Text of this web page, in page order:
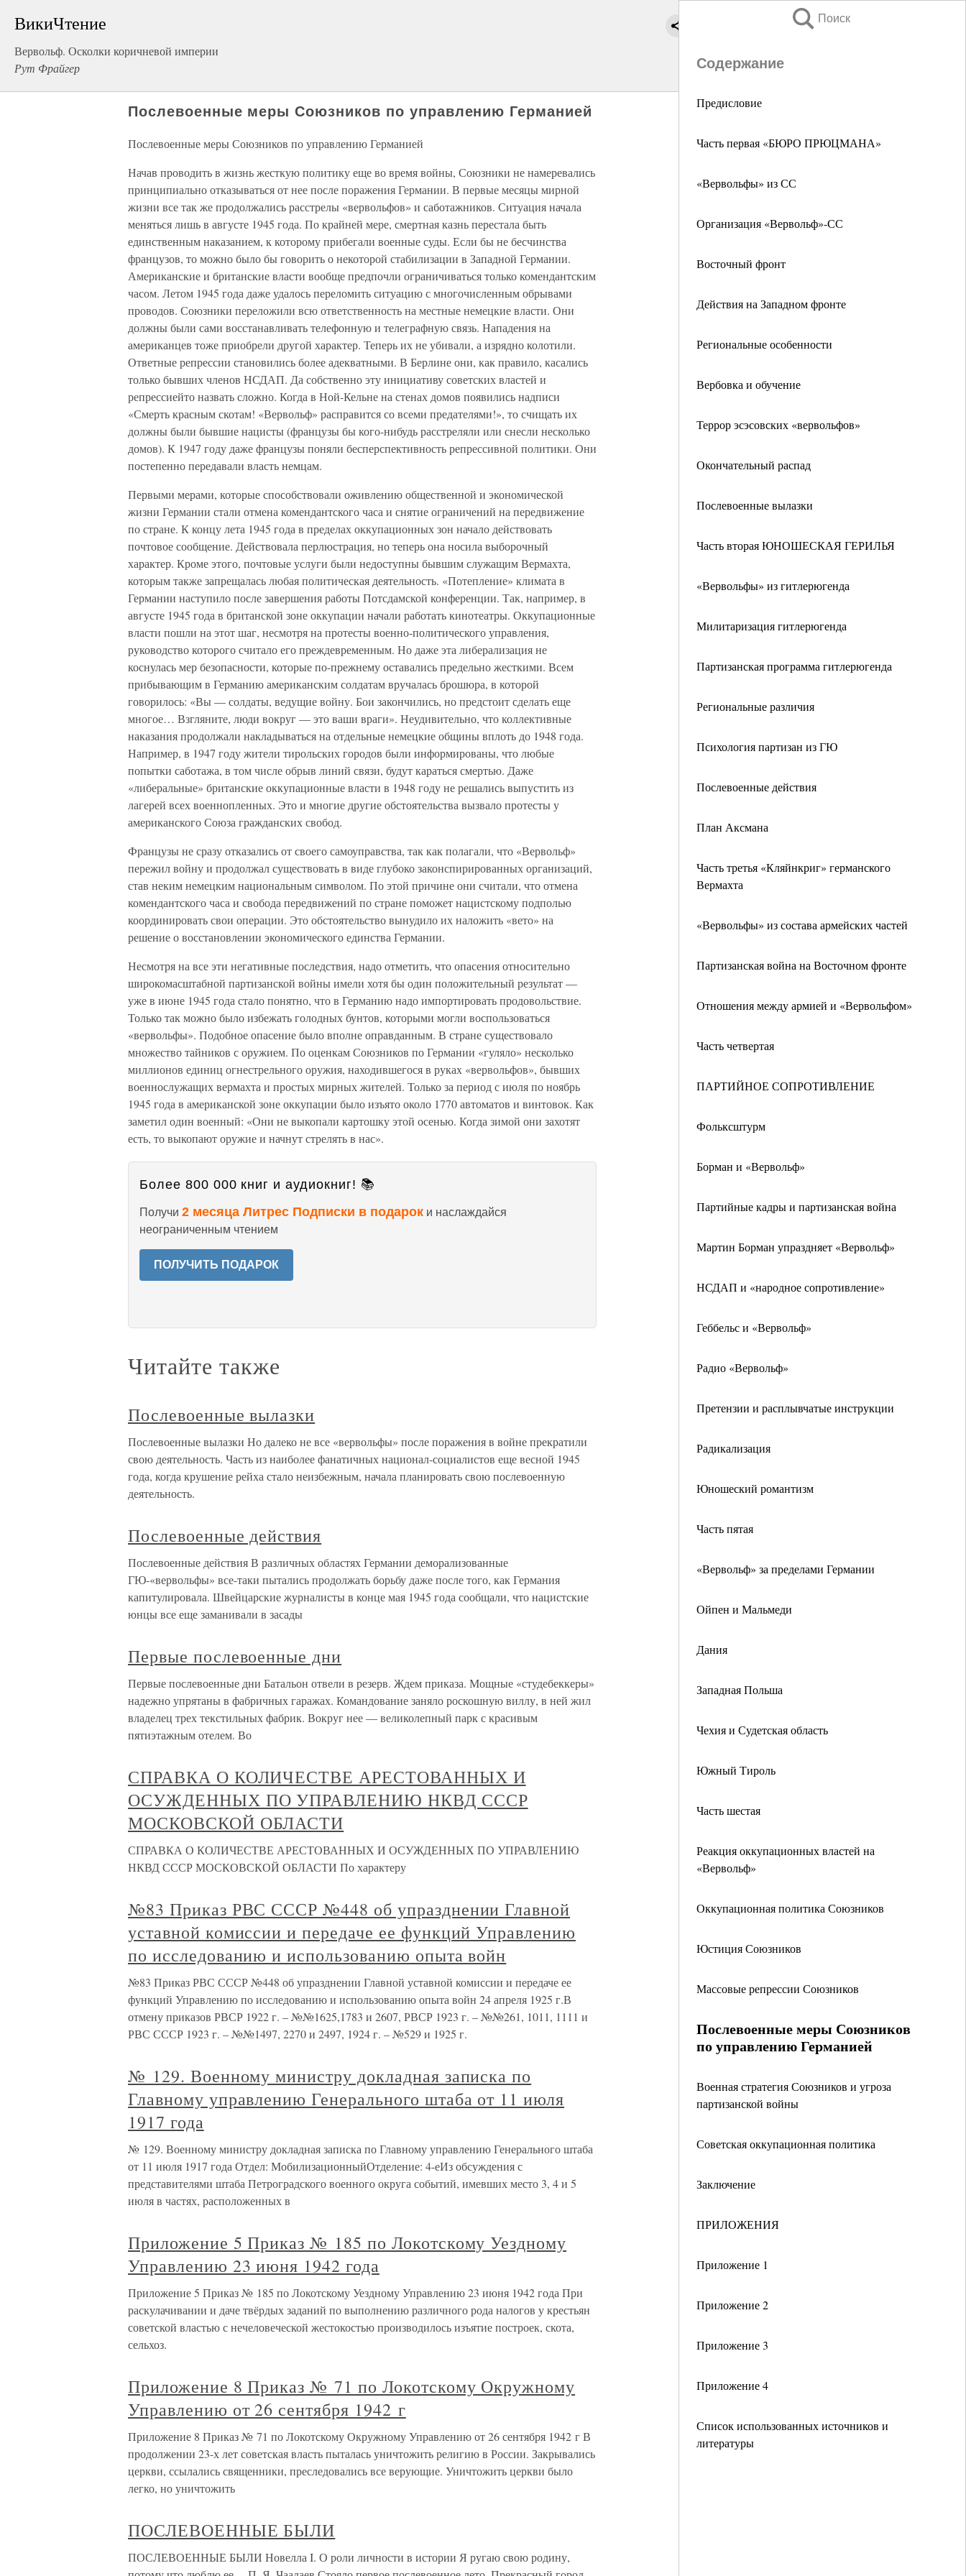
ВикиЧтение
Вервольф. Осколки коричневой империи
Рут Фрайгер
Поиск
Содержание
Предисловие
Часть первая «БЮРО ПРЮЦМАНА»
«Вервольфы» из СС
Организация «Вервольф»-СС
Восточный фронт
Действия на Западном фронте
Региональные особенности
Вербовка и обучение
Террор эсэсовских «вервольфов»
Окончательный распад
Послевоенные вылазки
Часть вторая ЮНОШЕСКАЯ ГЕРИЛЬЯ
«Вервольфы» из гитлерюгенда
Милитаризация гитлерюгенда
Партизанская программа гитлерюгенда
Региональные различия
Психология партизан из ГЮ
Послевоенные действия
План Аксмана
Часть третья «Кляйнкриг» германского
Вермахта
«Вервольфы» из состава армейских частей
Партизанская война на Восточном фронте
Отношения между армией и «Вервольфом»
Часть четвертая
ПАРТИЙНОЕ СОПРОТИВЛЕНИЕ
Фольксштурм
Борман и «Вервольф»
Партийные кадры и партизанская война
Мартин Борман упраздняет «Вервольф»
НСДАП и «народное сопротивление»
Геббельс и «Вервольф»
Радио «Вервольф»
Претензии и расплывчатые инструкции
Радикализация
Юношеский романтизм
Часть пятая
«Вервольф» за пределами Германии
Ойпен и Мальмеди
Дания
Западная Польша
Чехия и Судетская область
Южный Тироль
Часть шестая
Реакция оккупационных властей на
«Вервольф»
Оккупационная политика Союзников
Юстиция Союзников
Массовые репрессии Союзников
Послевоенные меры Союзников
по управлению Германией
Военная стратегия Союзников и угроза
партизанской войны
Советская оккупационная политика
Заключение
ПРИЛОЖЕНИЯ
Приложение 1
Приложение 2
Приложение 3
Приложение 4
Список использованных источников и
литературы
Послевоенные меры Союзников по управлению Германией
Послевоенные меры Союзников по управлению Германией
Начав проводить в жизнь жесткую политику еще во время войны, Союзники не намеревались
принципиально отказываться от нее после поражения Германии. В первые месяцы мирной
жизни все так же продолжались расстрелы «вервольфов» и саботажников. Ситуация начала
меняться лишь в августе 1945 года. По крайней мере, смертная казнь перестала быть
единственным наказанием, к которому прибегали военные суды. Если бы не бесчинства
французов, то можно было бы говорить о некоторой стабилизации в Западной Германии.
Американские и британские власти вообще предпочли ограничиваться только комендантским
часом. Летом 1945 года даже удалось переломить ситуацию с многочисленным обрывами
проводов. Союзники переложили всю ответственность на местные немецкие власти. Они
должны были сами восстанавливать телефонную и телеграфную связь. Нападения на
американцев тоже приобрели другой характер. Теперь их не убивали, а изрядно колотили.
Ответные репрессии становились более адекватными. В Берлине они, как правило, касались
только бывших членов НСДАП. Да собственно эту инициативу советских властей и
репрессиейто назвать сложно. Когда в Ной-Кельне на стенах домов появились надписи
«Смерть красным скотам! «Вервольф» расправится со всеми предателями!», то счищать их
должны были бывшие нацисты (французы бы кого-нибудь расстреляли или снесли несколько
домов). К 1947 году даже французы поняли бесперспективность репрессивной политики. Они
постепенно передавали власть немцам.
Первыми мерами, которые способствовали оживлению общественной и экономической
жизни Германии стали отмена комендантского часа и снятие ограничений на передвижение
по стране. К концу лета 1945 года в пределах оккупационных зон начало действовать
почтовое сообщение. Действовала перлюстрация, но теперь она носила выборочный
характер. Кроме этого, почтовые услуги были недоступны бывшим служащим Вермахта,
которым также запрещалась любая политическая деятельность. «Потепление» климата в
Германии наступило после завершения работы Потсдамской конференции. Так, например, в
августе 1945 года в британской зоне оккупации начали работать кинотеатры. Оккупационные
власти пошли на этот шаг, несмотря на протесты военно-политического управления,
руководство которого считало его преждевременным. Но даже эта либерализация не
коснулась мер безопасности, которые по-прежнему оставались предельно жесткими. Всем
прибывающим в Германию американским солдатам вручалась брошюра, в которой
говорилось: «Вы — солдаты, ведущие войну. Бои закончились, но предстоит сделать еще
многое… Взгляните, люди вокруг — это ваши враги». Неудивительно, что коллективные
наказания продолжали накладываться на отдельные немецкие общины вплоть до 1948 года.
Например, в 1947 году жители тирольских городов были информированы, что любые
попытки саботажа, в том числе обрыв линий связи, будут караться смертью. Даже
«либеральные» британские оккупационные власти в 1948 году не решались выпустить из
лагерей всех военнопленных. Это и многие другие обстоятельства вызвало протесты у
американского Союза гражданских свобод.
Французы не сразу отказались от своего самоуправства, так как полагали, что «Вервольф»
пережил войну и продолжал существовать в виде глубоко законспирированных организаций,
став неким немецким национальным символом. По этой причине они считали, что отмена
комендантского часа и свобода передвижений по стране поможет нацистскому подполью
координировать свои операции. Это обстоятельство вынудило их наложить «вето» на
решение о восстановлении экономического единства Германии.
Несмотря на все эти негативные последствия, надо отметить, что опасения относительно
широкомасштабной партизанской войны имели хотя бы один положительный результат —
уже в июне 1945 года стало понятно, что в Германию надо импортировать продовольствие.
Только так можно было избежать голодных бунтов, которыми могли воспользоваться
«вервольфы». Подобное опасение было вполне оправданным. В стране существовало
множество тайников с оружием. По оценкам Союзников по Германии «гуляло» несколько
миллионов единиц огнестрельного оружия, находившегося в руках «вервольфов», бывших
военнослужащих вермахта и простых мирных жителей. Только за период с июля по ноябрь
1945 года в американской зоне оккупации было изъято около 1770 автоматов и винтовок. Как
заметил один военный: «Они не выкопали картошку этой осенью. Когда зимой они захотят
есть, то выкопают оружие и начнут стрелять в нас».
Более 800 000 книг и аудиокниг! 📚
Получи 2 месяца Литрес Подписки в подарок и наслаждайся
неограниченным чтением
ПОЛУЧИТЬ ПОДАРОК
Читайте также
Послевоенные вылазки
Послевоенные вылазки Но далеко не все «вервольфы» после поражения в войне прекратили
свою деятельность. Часть из наиболее фанатичных национал-социалистов еще весной 1945
года, когда крушение рейха стало неизбежным, начала планировать свою послевоенную
деятельность.
Послевоенные действия
Послевоенные действия В различных областях Германии деморализованные
ГЮ-«вервольфы» все-таки пытались продолжать борьбу даже после того, как Германия
капитулировала. Швейцарские журналисты в конце мая 1945 года сообщали, что нацистские
юнцы все еще заманивали в засады
Первые послевоенные дни
Первые послевоенные дни Батальон отвели в резерв. Ждем приказа. Мощные «студебеккеры»
надежно упрятаны в фабричных гаражах. Командование заняло роскошную виллу, в ней жил
владелец трех текстильных фабрик. Вокруг нее — великолепный парк с красивым
пятиэтажным отелем. Во
СПРАВКА О КОЛИЧЕСТВЕ АРЕСТОВАННЫХ И
ОСУЖДЕННЫХ ПО УПРАВЛЕНИЮ НКВД СССР
МОСКОВСКОЙ ОБЛАСТИ
СПРАВКА О КОЛИЧЕСТВЕ АРЕСТОВАННЫХ И ОСУЖДЕННЫХ ПО УПРАВЛЕНИЮ
НКВД СССР МОСКОВСКОЙ ОБЛАСТИ По характеру
№83 Приказ РВС СССР №448 об упразднении Главной
уставной комиссии и передаче ее функций Управлению
по исследованию и использованию опыта войн
№83 Приказ РВС СССР №448 об упразднении Главной уставной комиссии и передаче ее
функций Управлению по исследованию и использованию опыта войн 24 апреля 1925 г.В
отмену приказов РВСР 1922 г. – №№1625,1783 и 2607, РВСР 1923 г. – №№261, 1011, 1111 и
РВС СССР 1923 г. – №№1497, 2270 и 2497, 1924 г. – №529 и 1925 г.
№ 129. Военному министру докладная записка по
Главному управлению Генерального штаба от 11 июля
1917 года
№ 129. Военному министру докладная записка по Главному управлению Генерального штаба
от 11 июля 1917 года Отдел: МобилизационныйОтделение: 4-еИз обсуждения с
представителями штаба Петроградского военного округа событий, имевших место 3, 4 и 5
июля в частях, расположенных в
Приложение 5 Приказ № 185 по Локотскому Уездному
Управлению 23 июня 1942 года
Приложение 5 Приказ № 185 по Локотскому Уездному Управлению 23 июня 1942 года При
раскулачивании и даче твёрдых заданий по выполнению различного рода налогов у крестьян
советской властью с нечеловеческой жестокостью производилось изъятие построек, скота,
сельхоз.
Приложение 8 Приказ № 71 по Локотскому Окружному
Управлению от 26 сентября 1942 г
Приложение 8 Приказ № 71 по Локотскому Окружному Управлению от 26 сентября 1942 г В
продолжении 23-х лет советская власть пыталась уничтожить религию в России. Закрывались
церкви, ссылались священники, преследовались все верующие. Уничтожить церкви было
легко, но уничтожить
ПОСЛЕВОЕННЫЕ БЫЛИ
ПОСЛЕВОЕННЫЕ БЫЛИ Новелла I. О роли личности в истории Я ругаю свою родину,